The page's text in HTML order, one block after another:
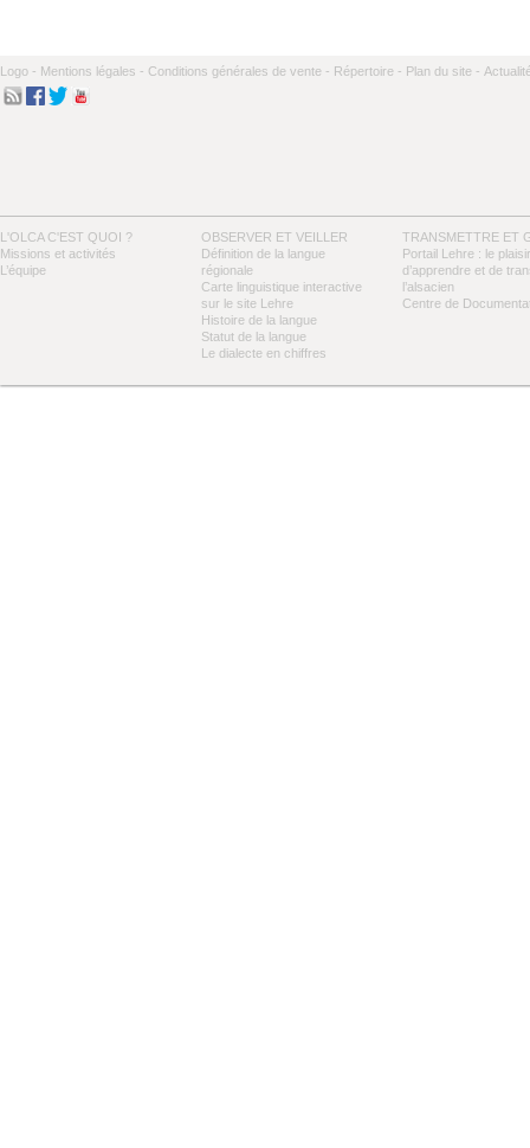
Logo - Mentions légales - Conditions générales de vente - Répertoire - Plan du site -
L'OLCA C'EST QUOI ?
Missions et activités
L’équipe
OBSERVER ET VEILLER
Définition de la langue
régionale
Carte linguistique interactive
sur le site Lehre
Histoire de la langue
Statut de la langue
Le dialecte en chiffres
TRANSMETTRE ET
Portail Lehre : le plaisir
d’apprendre et de
l’alsacien
Centre de